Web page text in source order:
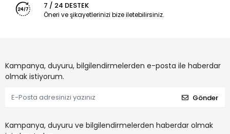
7 / 24 DESTEK
Öneri ve şikayetlerinizi bize iletebilirsiniz.
Kampanya, duyuru, bilgilendirmelerden e-posta ile haberdar
olmak istiyorum.
Gönder
Kampanya, duyuru ve bilgilendirmelerden haberdar olmak